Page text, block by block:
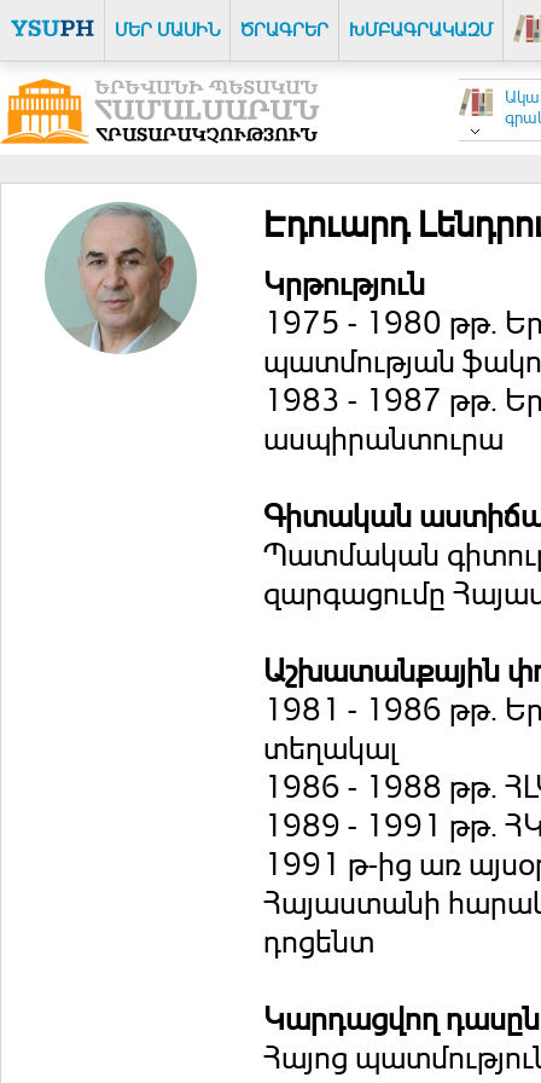
ՄԵՐ ՄԱՍԻՆ ԾՐԱԳՐԵՐ ԽՄԲԱԳՐԱԿԱԶՄ
Էդուարդ
Կրթություն
1975 - 1980 թթ.
պատմության
1983 - 1987 թթ.
ասպիրանտուրա
Գիտական
Պատմական
զարգացումը
Աշխատանքային
1981 - 1986 թթ.
տեղակալ
1986 - 1988 թթ.
1989 - 1991 թթ.
1991 թ-ից առ
Հայաստանի
դոցենտ
Կարդացվող
Հայոց